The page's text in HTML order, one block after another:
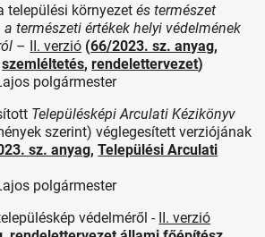
települési környezetés természet
természeti értékek helyi védelmének
– II. verzió (66/2023. sz. anyag,
szemléltetés,rendelettervezet)
polgármester
Településképi Arculati Kézikönyv
szerint) véglegesített verziójának
sz. anyag,Települési Arculati
polgármester
védelméről - II. verzió